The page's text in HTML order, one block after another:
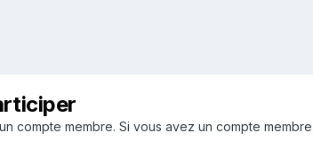
compte membre. Si vous avez un compte membre,